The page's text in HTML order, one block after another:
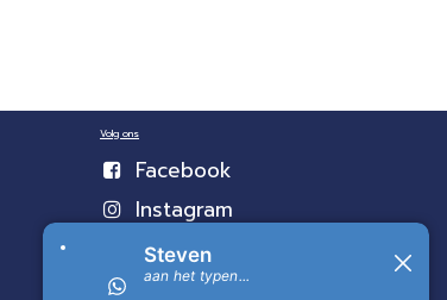
Volg ons
Facebook
Instagram